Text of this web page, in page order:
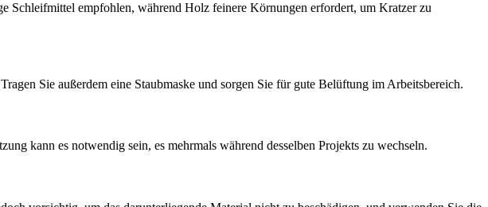
Schleifmittel empfohlen, während Holz feinere Körnungen erfordert, um Kratzer zu
Sie außerdem eine Staubmaske und sorgen Sie für gute Belüftung im Arbeitsbereich.
kann es notwendig sein, es mehrmals während desselben Projekts zu wechseln.